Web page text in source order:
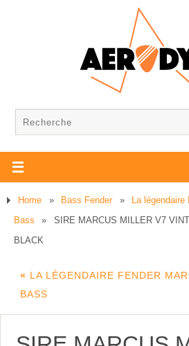
Home » Bass Fender »
La
Bass
»
SIRE MARCUS MILLER V7
BLACK
« LA LÉGENDAIRE FENDER
BASS